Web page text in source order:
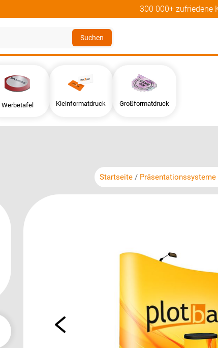
300 000+ zufriedene
Suchen
Werbetafel Kleinformatdruck Großformatdruck
Startseite Präsentationssysteme